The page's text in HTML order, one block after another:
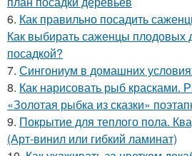
6. Как правильно посадить
Как выбирать саженцы плодовых
посадкой?
7. Сингониум в домашних
8. Как нарисовать рыб красками.
«Золотая рыбка из сказки»
9. Покрытие для теплого пола.
(Арт-винил или гибкий ламинат)